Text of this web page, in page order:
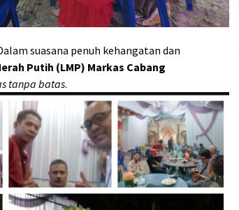
suasana penuh kehangatan dan
Putih (LMP) Markas Cabang
tanpa batas.